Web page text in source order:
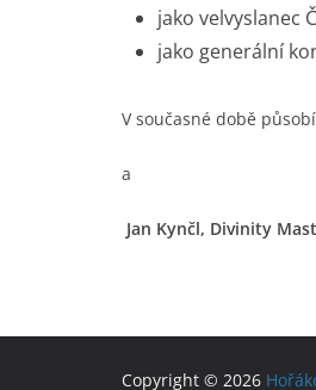
jako velvyslanec
jako generální
V současné době
a
Jan Kynčl, Divinity
Copyright © 2026